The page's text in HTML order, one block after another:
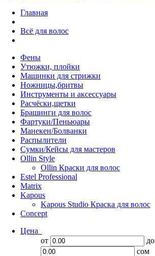
Главная
Всё для волос
Фены
Утюжки, плойки
Машинки для стрижки
Ножницы,бритвы
Инструменты и аксессуары
Расчёски,щетки
Брашинги для волос
Фартуки/Пеньюары
Манекен/Болванки
Распылители
Сумки/Кейсы для мастеров
Ollin Style
Ollin Краски для волос
Estel Professional
Matrix
Kapous
Kapous Studio Краска для волос
Concept
Цена
от
до
сом